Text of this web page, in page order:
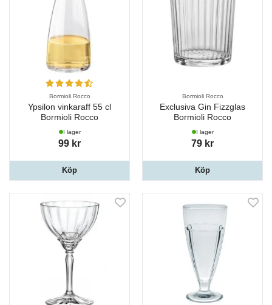
Bormioli Rocco
Ypsilon vinkaraff 55 cl
Bormioli Rocco
I lager
99 kr
Köp
Bormioli Rocco
Exclusiva Gin Fizzglas
Bormioli Rocco
I lager
79 kr
Köp